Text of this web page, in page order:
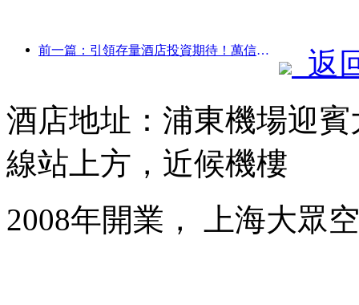
前一篇：引領存量酒店投資期待！萬信至格酒店榮獲“存量酒店卓越管理品牌”行業贊譽
返
酒店地址：浦東機場迎
線站上方，近候機樓
2008年開業， 上海大